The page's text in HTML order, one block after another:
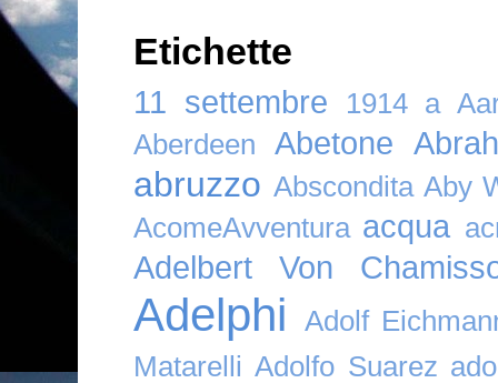
Etichette
11 settembre 1914 a
Aberdeen
Abetone
abruzzo Abscondita Aby
AcomeAvventura acqua
Adelbert Von
Adelphi
Adolf
Matarelli Adolfo Suarez